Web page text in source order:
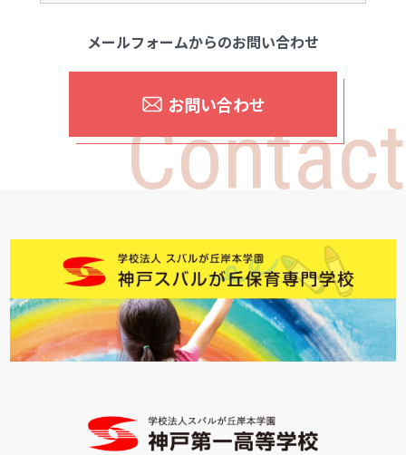
メールフォームからのお問い合わせ
お問い合わせ
Contact